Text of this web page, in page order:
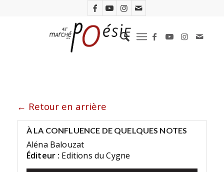
← Retour en arrière
À LA CONFLUENCE DE QUELQUES NOTES
Aléna Balouzat
Éditeur : Editions du Cygne